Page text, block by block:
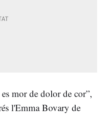
mor de dolor de cor”,
l'Emma Bovary de